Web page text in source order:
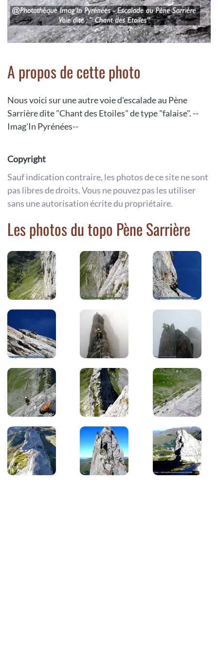
A propos de cette photo
Nous voici sur une autre voie d'escalade au Pène
Sarrière dite "Chant des Etoiles" de type "falaise". --
Imag'In Pyrénées--
Copyright
Sauf indication contraire, les photos de ce site ne sont
pas libres de droits. Vous ne pouvez pas les utiliser
sans une autorisation écrite du propriétaire.
Les photos du topo Pène Sarrière